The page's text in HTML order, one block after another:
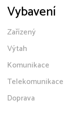
Vybavení
Zařízený
Výtah
Komunikace
Telekomunikace
Doprava